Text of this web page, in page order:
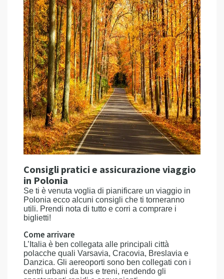
Consigli pratici e assicurazione viaggio
in Polonia
Se ti è venuta voglia di pianificare un viaggio in
Polonia ecco alcuni consigli che ti torneranno
utili. Prendi nota di tutto e corri a comprare i
biglietti!
Come arrivare
L’Italia è ben collegata alle principali città
polacche quali Varsavia, Cracovia, Breslavia e
Danzica. Gli aereoporti sono ben collegati con i
centri urbani da bus e treni, rendendo gli